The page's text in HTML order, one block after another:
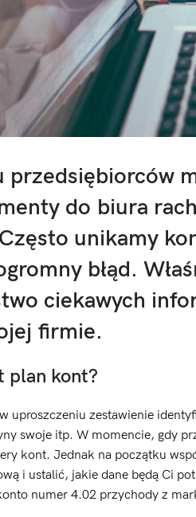
przedsiębiorców
do biura
unikamy
błąd.
ciekawych
firmie.
plan kont?
uproszczeniu zestawienie
swoje itp. W momencie, gdy
kont. Jednak na początku
i ustalić, jakie dane będą Ci
numer 4.02 przychody z